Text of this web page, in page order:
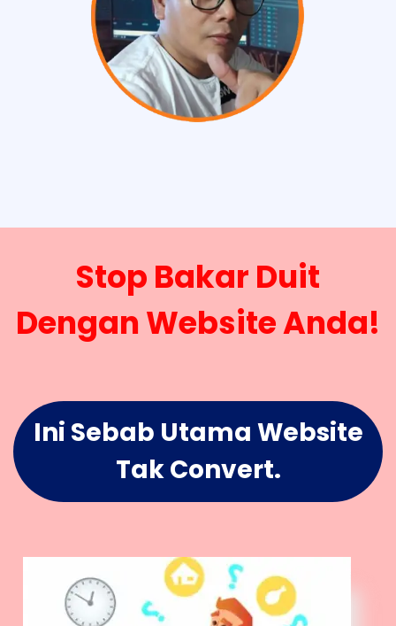
Stop Bakar Duit
Dengan Website Anda!
Ini Sebab Utama Website
Tak Convert.